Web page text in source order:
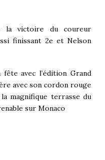
la victoire du coureur
finissant 2e et Nelson
avec l’édition Grand
avec son cordon rouge
magnifique terrasse du
sur Monaco